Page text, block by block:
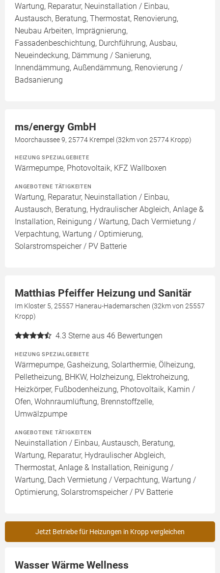
Wartung, Reparatur, Neuinstallation / Einbau,
Austausch, Beratung, Thermostat, Renovierung,
Neubau Arbeiten, Imprägnierung,
Fassadenbeschichtung, Durchführung, Ausbau,
Neueindeckung, Dämmung / Sanierung,
Innendämmung, Außendämmung, Renovierung /
Badsanierung
ms/energy GmbH
Moorchaussee 9, 25774 Krempel (32km von 25774 Kropp)
HEIZUNG SPEZIALGEBIETE
Wärmepumpe, Photovoltaik, KFZ Wallboxen
ANGEBOTENE TÄTIGKEITEN
Wartung, Reparatur, Neuinstallation / Einbau,
Austausch, Beratung, Hydraulischer Abgleich, Anlage &
Installation, Reinigung / Wartung, Dach Vermietung /
Verpachtung, Wartung / Optimierung,
Solarstromspeicher / PV Batterie
Matthias Pfeiffer Heizung und Sanitär
Im Kloster 5, 25557 Hanerau-Hademarschen (32km von 25557
Kropp)
4.3 Sterne aus 46 Bewertungen
HEIZUNG SPEZIALGEBIETE
Wärmepumpe, Gasheizung, Solarthermie, Ölheizung,
Pelletheizung, BHKW, Holzheizung, Elektroheizung,
Heizkörper, Fußbodenheizung, Photovoltaik, Kamin /
Ofen, Wohnraumlüftung, Brennstoffzelle,
Umwälzpumpe
ANGEBOTENE TÄTIGKEITEN
Neuinstallation / Einbau, Austausch, Beratung,
Wartung, Reparatur, Hydraulischer Abgleich,
Thermostat, Anlage & Installation, Reinigung /
Wartung, Dach Vermietung / Verpachtung, Wartung /
Optimierung, Solarstromspeicher / PV Batterie
Jetzt Betriebe für Heizungen in Kropp vergleichen
Wasser Wärme Wellness